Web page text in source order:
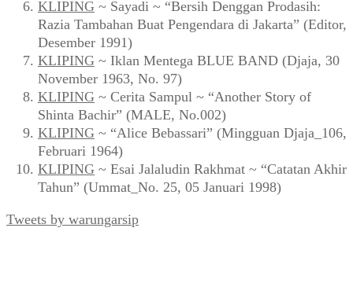
KLIPING ~ Sayadi ~ “Bersih Denggan Prodasih:
Razia Tambahan Buat Pengendara di Jakarta” (Editor,
Desember 1991)
KLIPING ~ Iklan Mentega BLUE BAND (Djaja, 30
November 1963, No. 97)
KLIPING ~ Cerita Sampul ~ “Another Story of
Shinta Bachir” (MALE, No.002)
KLIPING ~ “Alice Bebassari” (Mingguan Djaja_106,
Februari 1964)
KLIPING ~ Esai Jalaludin Rakhmat ~ “Catatan Akhir
Tahun” (Ummat_No. 25, 05 Januari 1998)
Tweets by warungarsip